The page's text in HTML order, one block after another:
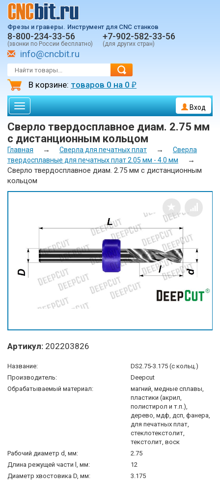
Фрезы и граверы. Инструмент для CNC станков
8-800-234-33-56
(звонки по России бесплатно)
+7-902-582-33-56
(для других стран)
info@cncbit.ru
В корзине: товаров 0 на 0 ₽
Toggle
navigation
Вход
Сверло твердосплавное диам. 2.75 мм
с дистанционным кольцом
Главная → Сверла для печатных плат →
Сверла
твердосплавные для печатных плат 2.05 мм - 4.0 мм
→
Сверло твердосплавное диам. 2.75 мм с дистанционным
кольцом
Артикул: 202203826
Название:
DS2.75-3.175 (с кольц.)
Производитель:
Deepcut
Обрабатываемый материал:
магний, медные сплавы,
пластики (акрил,
полистирол и т.п.),
дерево, мдф, дсп, фанера,
для печатных плат,
стеклотекстолит,
текстолит, воск
Рабочий диаметр d, мм:
2.75
Длина режущей части l, мм:
12
Диаметр хвостовика D, мм:
3.175